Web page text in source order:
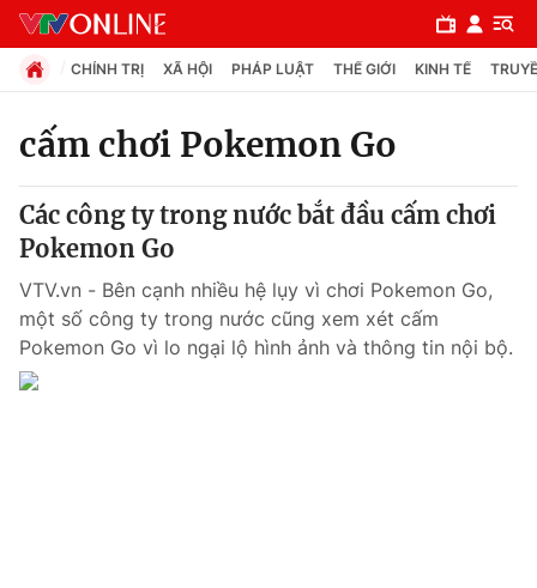
Chuyên mục
Chính trị
Xã hội
Pháp luật
CHÍNH TRỊ XÃ HỘI PHÁP LUẬT THẾ GIỚI KINH TẾ
cấm chơi Pokemon Go
Các công ty trong nước bắt đầu cấm chơi
Pokemon Go
VTV.vn - Bên cạnh nhiều hệ lụy vì chơi Pokemon Go,
một số công ty trong nước cũng xem xét cấm
Pokemon Go vì lo ngại lộ hình ảnh và thông tin nội bộ.